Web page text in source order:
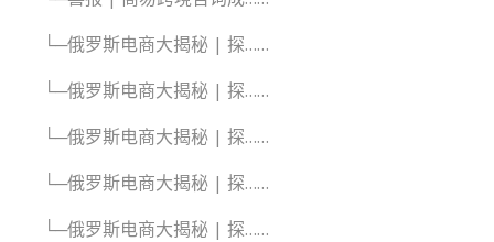
└─俄罗斯电商大揭秘 | 探……
└─俄罗斯电商大揭秘 | 探……
└─俄罗斯电商大揭秘 | 探……
└─俄罗斯电商大揭秘 | 探……
└─俄罗斯电商大揭秘 | 探……